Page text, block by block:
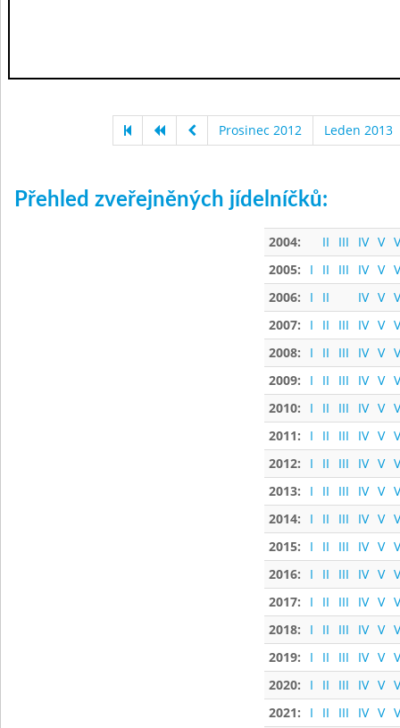
Prosinec 2012 Leden 2013
Přehled zveřejněných jídelníčků:
2004: II III IV V
2005:
I II III IV V
2006:
I II IV V
2007:
I II III IV V
2008:
I II III IV V
2009:
I II III IV V
2010:
I II III IV V
2011:
I II III IV V
2012:
I II III IV V
2013:
I II III IV V
2014:
I II III IV V
2015:
I II III IV V
2016:
I II III IV V
2017:
I II III IV V
2018:
I II III IV V
2019:
I II III IV V
2020:
I II III IV V
2021:
I II III IV V